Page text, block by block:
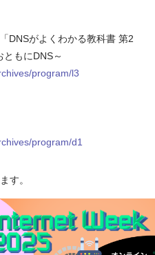
DNSがよくわかる教科書 第2
もにDNS～
program/l3
program/d1
す。